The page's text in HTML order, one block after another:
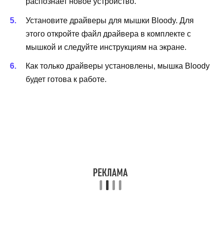
Установите драйверы для мышки Bloody. Для
этого откройте файл драйвера в комплекте с
мышкой и следуйте инструкциям на экране.
Как только драйверы установлены, мышка Bloody
будет готова к работе.